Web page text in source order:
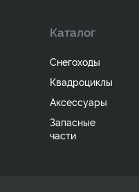
Каталог
Снегоходы
Квадроциклы
Аксессуары
Запасные
части